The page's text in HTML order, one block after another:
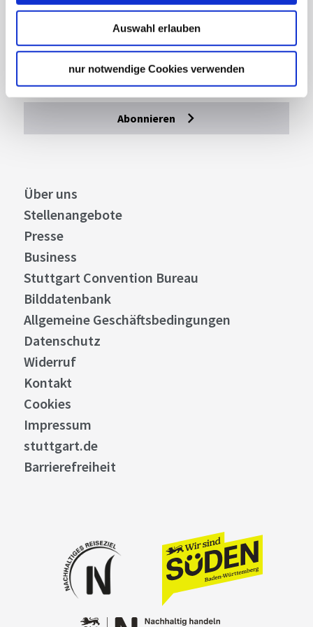
Auswahl erlauben
nur notwendige Cookies verwenden
Lassen Sie sich inspirieren!
Mit unserem Newsletter bleiben Sie zu Events,
Highlights und aktuellen Angeboten in
Stuttgart und Region immer up-to-date.
Abonnieren
Über uns
Stellenangebote
Presse
Business
Stuttgart Convention Bureau
Bilddatenbank
Allgemeine Geschäftsbedingungen
Datenschutz
Widerruf
Kontakt
Cookies
Impressum
stuttgart.de
Barrierefreiheit